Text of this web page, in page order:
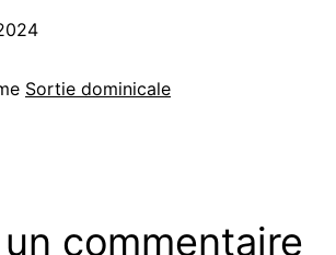
Sortie dominicale
commentaire